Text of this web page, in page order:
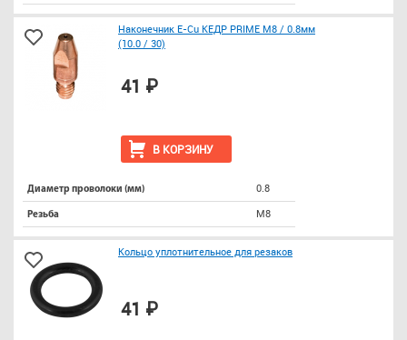
Наконечник E-Cu КЕДР PRIME М8 / 0.8мм
(10.0 / 30)
В КОРЗИНУ
41 ₽
Диаметр проволоки (мм) 0.8
Резьба М8
Кольцо уплотнительное для резаков
41 ₽